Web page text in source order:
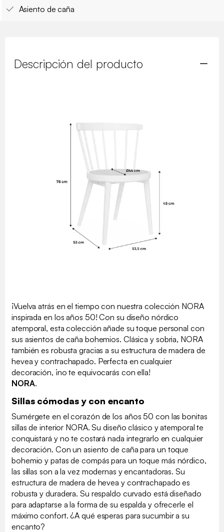
Asiento de caña
Descripción del producto
¡Vuelva atrás en el tiempo con nuestra colección NORA
inspirada en los años 50! Con su diseño nórdico
atemporal, esta colección añade su toque personal con
sus asientos de caña bohemios. Clásica y sobria, NORA
también es robusta gracias a su estructura de madera de
hevea y contrachapado. Perfecta en cualquier
decoración, ¡no te equivocarás con ella!
NORA.
Sillas cómodas y con encanto
Sumérgete en el corazón de los años 50 con las bonitas
sillas de interior NORA. Su diseño clásico y atemporal te
conquistará y no te costará nada integrarlo en cualquier
decoración. Con un asiento de caña para un toque
bohemio y patas de compás para un toque más nórdico,
las sillas son a la vez modernas y encantadoras. Su
estructura de madera de hevea y contrachapado es
robusta y duradera. Su respaldo curvado está diseñado
para adaptarse a la forma de su espalda y ofrecerle el
máximo confort. ¿A qué esperas para sucumbir a su
encanto?